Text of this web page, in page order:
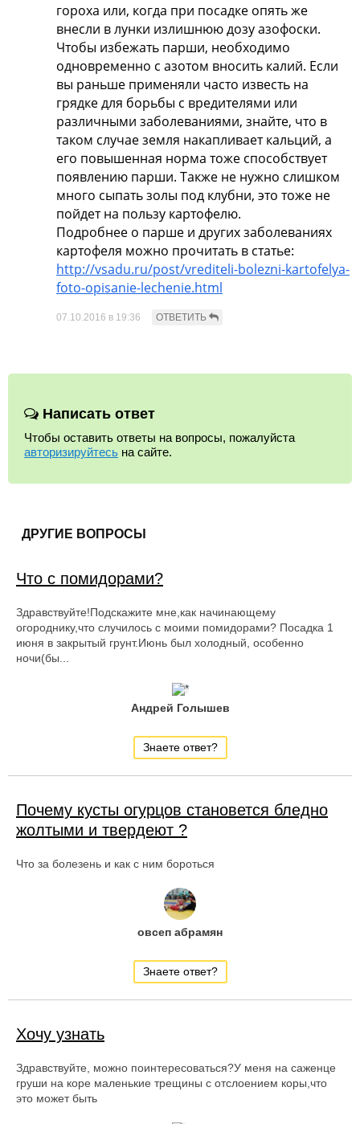
гороха или, когда при посадке опять же
внесли в лунки излишнюю дозу азофоски.
Чтобы избежать парши, необходимо
одновременно с азотом вносить калий. Если
вы раньше применяли часто известь на
грядке для борьбы с вредителями или
различными заболеваниями, знайте, что в
таком случае земля накапливает кальций, а
его повышенная норма тоже способствует
появлению парши. Также не нужно слишком
много сыпать золы под клубни, это тоже не
пойдет на пользу картофелю.
Подробнее о парше и других заболеваниях
картофеля можно прочитать в статье:
http://vsadu.ru/post/vrediteli-bolezni-kartofelya-
foto-opisanie-lechenie.html
07.10.2016 в 19:36
Написать ответ
Чтобы оставить ответы на вопросы, пожалуйста
авторизируйтесь на сайте.
ДРУГИЕ ВОПРОСЫ
Что с помидорами?
Здравствуйте!Подскажите мне,как начинающему
огороднику,что случилось с моими помидорами? Посадка 1
июня в закрытый грунт.Июнь был холодный, особенно
ночи(бы...
Андрей Голышев
Знаете ответ?
Почему кусты огурцов становется бледно
жолтыми и твердеют ?
Что за болезень и как с ним бороться
овсеп абрамян
Знаете ответ?
Хочу узнать
Здравствуйте, можно поинтересоваться?У меня на саженце
груши на коре маленькие трещины с отслоением коры,что
это может быть